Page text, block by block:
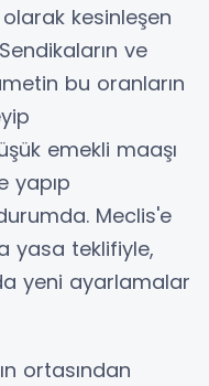
kesinleşen
ve
bu oranların
emekli maaşı
yapıp
Meclis'e
yasa teklifiyle,
yeni ayarlamalar
ortasından